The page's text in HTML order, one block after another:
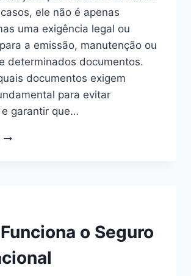
ele não é apenas
uma exigência legal ou
a emissão, manutenção ou
determinados documentos.
documentos exigem
para evitar
garantir que…
QUAIS
o Seguro